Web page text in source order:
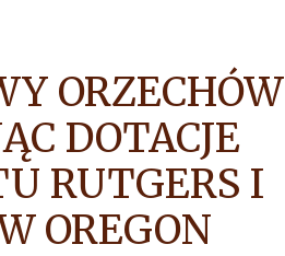
ORZECHÓW
DOTACJE
RUTGERS I
OREGON